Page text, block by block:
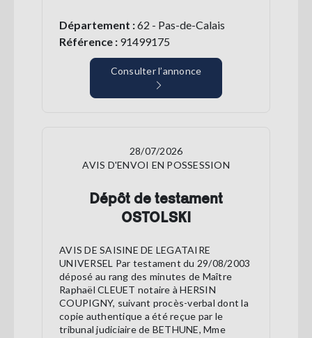
Département :62 - Pas-de-Calais
Référence : 91499175
Consulter l’annonce
28/07/2026
AVIS D'ENVOI EN POSSESSION
Dépôt de testament
OSTOLSKI
AVIS DE SAISINE DE LEGATAIRE
UNIVERSEL Par testament du 29/08/2003
déposé au rang des minutes de Maître
Raphaël CLEUET notaire à HERSIN
COUPIGNY, suivant procès-verbal dont la
copie authentique a été reçue par le
tribunal judiciaire de BETHUNE, Mme